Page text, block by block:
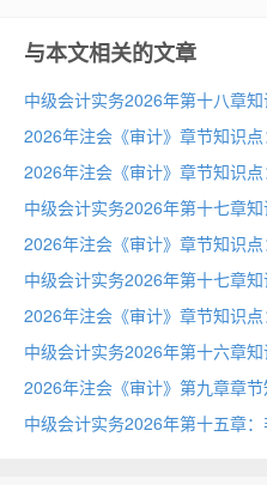
与本文相关的文章
中级会计实务2026年第十八章
2026年注会《审计》章节知识
2026年注会《审计》章节知识
中级会计实务2026年第十七章
中级会计实务2026年第十六章
中级会计实务2026年第十五章